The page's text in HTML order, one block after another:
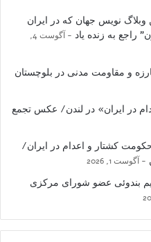
وبلاگ نویس جهان که در ایران
راجع به زنده یاد
آگوست 4,
و مقاومت مدنی در بلوچستان
در ایران» در لندن/ عکس تجمع
کشتار و اعدام در ایران/
آگوست 1, 2026
بندوئی عضو شورای مرکزی